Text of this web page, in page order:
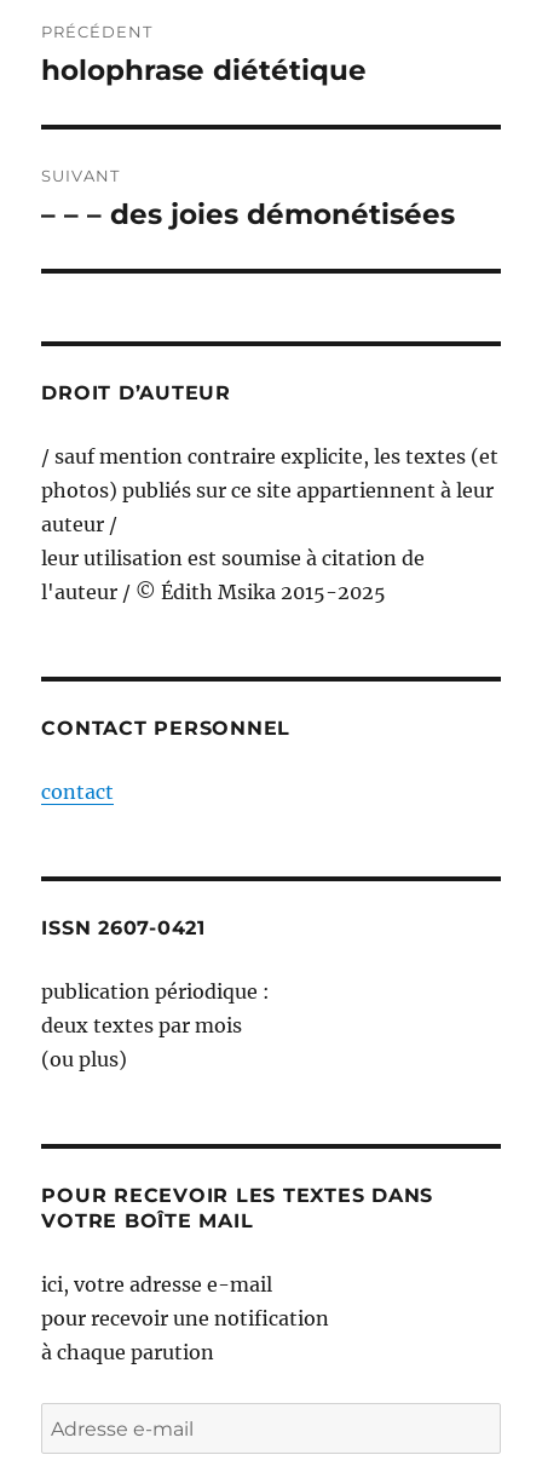
de
PRÉCÉDENT
Publication
holophrase diététique
SUIVANT
Publication
– – – des joies démonétisées
DROIT D’AUTEUR
/ sauf mention contraire explicite, les textes (et
photos) publiés sur ce site appartiennent à leur
auteur /
leur utilisation est soumise à citation de
l'auteur / © Édith Msika 2015-2025
CONTACT PERSONNEL
contact
ISSN 2607-0421
publication périodique :
deux textes par mois
(ou plus)
POUR RECEVOIR LES TEXTES DANS
VOTRE BOÎTE MAIL
ici, votre adresse e-mail
pour recevoir une notification
à chaque parution
Adresse
e-